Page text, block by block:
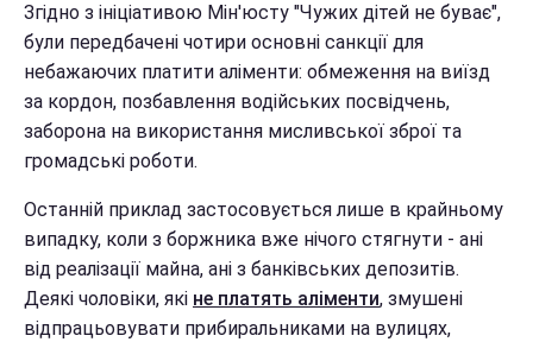
Згідно з ініціативою Мін'юсту "Чужих дітей не буває",
були передбачені чотири основні санкції для
небажаючих платити аліменти: обмеження на виїзд
за кордон, позбавлення водійських посвідчень,
заборона на використання мисливської зброї та
громадські роботи.
Останній приклад застосовується лише в крайньому
випадку, коли з боржника вже нічого стягнути - ані
від реалізації майна, ані з банківських депозитів.
Деякі чоловіки, які не платять аліменти, змушені
відпрацьовувати прибиральниками на вулицях,